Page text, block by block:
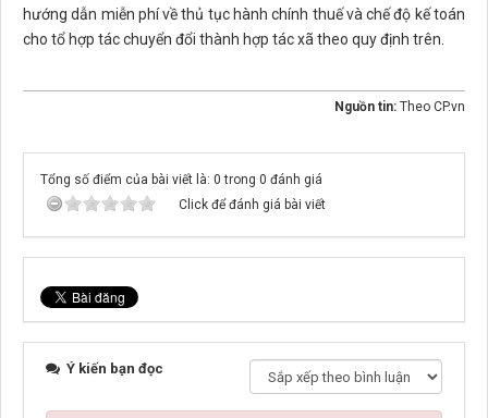
hướng dẫn miễn phí về thủ tục hành chính thuế và chế độ kế toán
cho tổ hợp tác chuyển đổi thành hợp tác xã theo quy định trên.
Nguồn tin: Theo CP.vn
Tổng số điểm của bài viết là: 0 trong 0 đánh giá
Click để đánh giá bài viết
Ý kiến bạn đọc